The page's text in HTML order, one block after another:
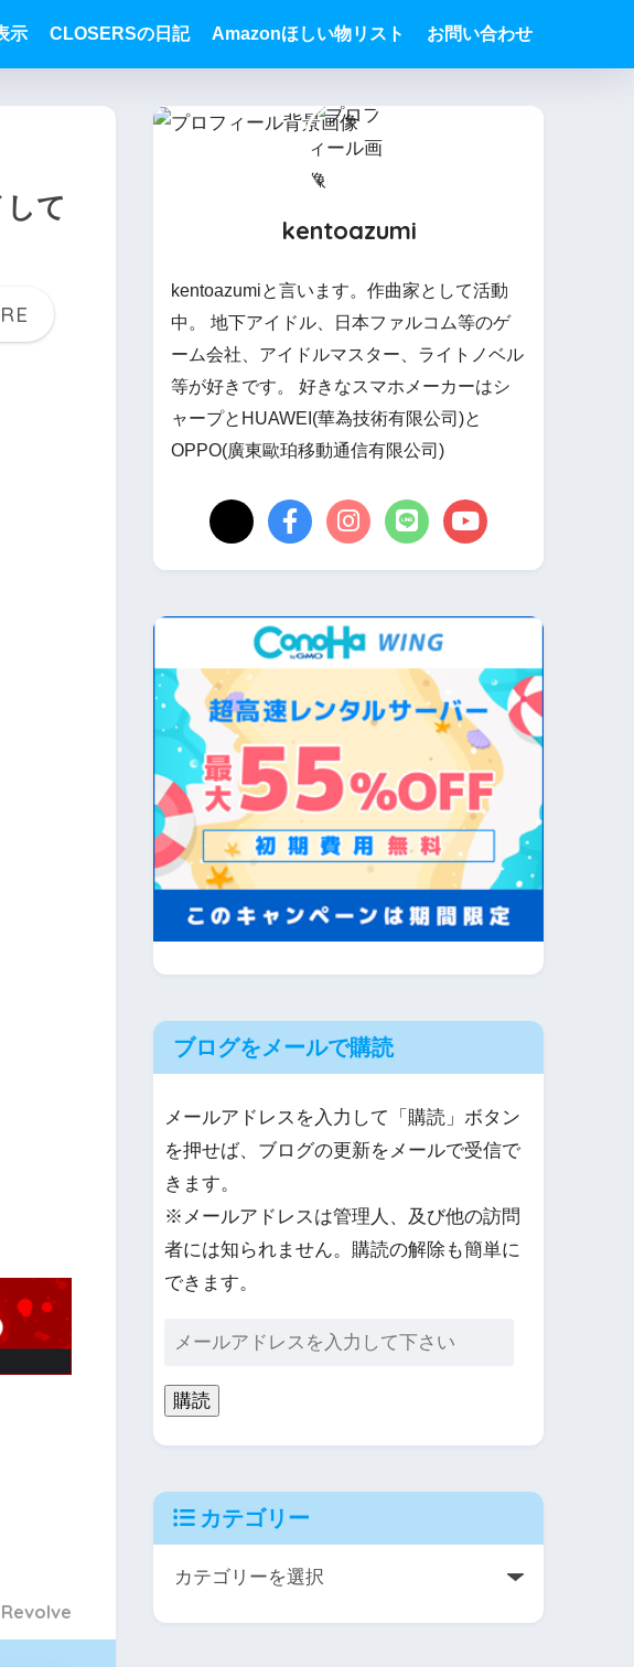
示 CLOSERSの日記 Amazonほしい物リスト お問い合わせ
て
Revolve
kentoazumi
kentoazumiと言います。作曲家として活動
中。 地下アイドル、日本ファルコム等のゲ
ーム会社、アイドルマスター、ライトノベル
等が好きです。 好きなスマホメーカーはシ
ャープとHUAWEI(華為技術有限公司)と
OPPO(廣東歐珀移動通信有限公司)
ブログをメールで購読
メールアドレスを入力して「購読」ボタン
を押せば、ブログの更新をメールで受信で
きます。
※メールアドレスは管理人、及び他の訪問
者には知られません。購読の解除も簡単に
できます。
購読
カテゴリー